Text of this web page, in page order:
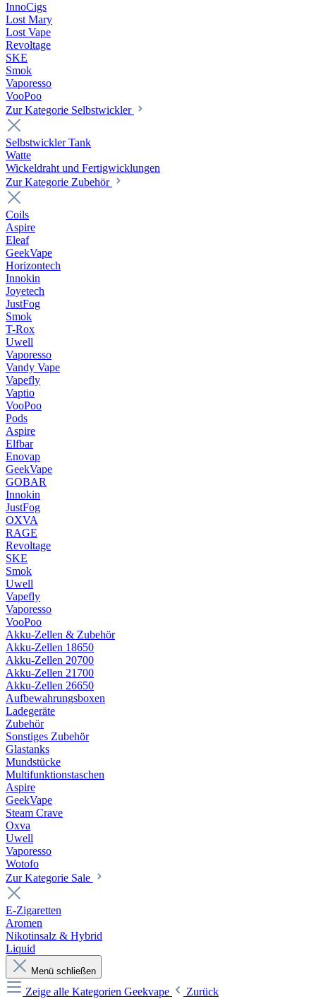
InnoCigs
Lost Mary
Lost Vape
Revoltage
SKE
Smok
Vaporesso
VooPoo
Zur Kategorie Selbstwickler
Selbstwickler Tank
Watte
Wickeldraht und Fertigwicklungen
Zur Kategorie Zubehör
Coils
Aspire
Eleaf
GeekVape
Horizontech
Innokin
Joyetech
JustFog
Smok
T-Rox
Uwell
Vaporesso
Vandy Vape
Vapefly
Vaptio
VooPoo
Pods
Aspire
Elfbar
Enovap
GeekVape
GOBAR
Innokin
JustFog
OXVA
RAGE
Revoltage
SKE
Smok
Uwell
Vapefly
Vaporesso
VooPoo
Akku-Zellen & Zubehör
Akku-Zellen 18650
Akku-Zellen 20700
Akku-Zellen 21700
Akku-Zellen 26650
Aufbewahrungsboxen
Ladegeräte
Zubehör
Sonstiges Zubehör
Glastanks
Mundstücke
Multifunktionstaschen
Aspire
GeekVape
Steam Crave
Oxva
Uwell
Vaporesso
Wotofo
Zur Kategorie Sale
E-Zigaretten
Aromen
Nikotinsalz & Hybrid
Liquid
Menü schließen
Zeige alle Kategorien Geekvape
Zurück